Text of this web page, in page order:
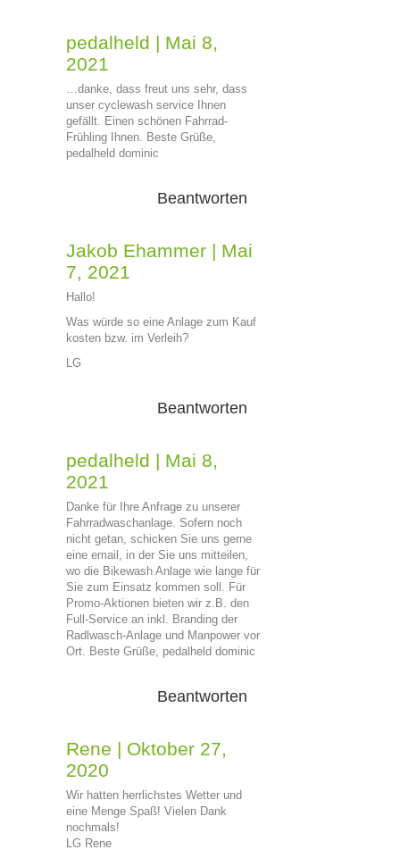
pedalheld | Mai 8,
2021
…danke, dass freut uns sehr, dass
unser cyclewash service Ihnen
gefällt. Einen schönen Fahrrad-
Frühling Ihnen. Beste Grüße,
pedalheld dominic
Beantworten
Jakob Ehammer | Mai
7, 2021
Hallo!
Was würde so eine Anlage zum Kauf
kosten bzw. im Verleih?
LG
Beantworten
pedalheld | Mai 8,
2021
Danke für Ihre Anfrage zu unserer
Fahrradwaschanlage. Sofern noch
nicht getan, schicken Sie uns gerne
eine email, in der Sie uns mitteilen,
wo die Bikewash Anlage wie lange für
Sie zum Einsatz kommen soll. Für
Promo-Aktionen bieten wir z.B. den
Full-Service an inkl. Branding der
Radlwasch-Anlage und Manpower vor
Ort. Beste Grüße, pedalheld dominic
Beantworten
Rene | Oktober 27,
2020
Wir hatten herrlichstes Wetter und
eine Menge Spaß! Vielen Dank
nochmals!
LG Rene